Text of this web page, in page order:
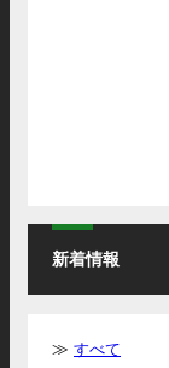
新着情報
すべて